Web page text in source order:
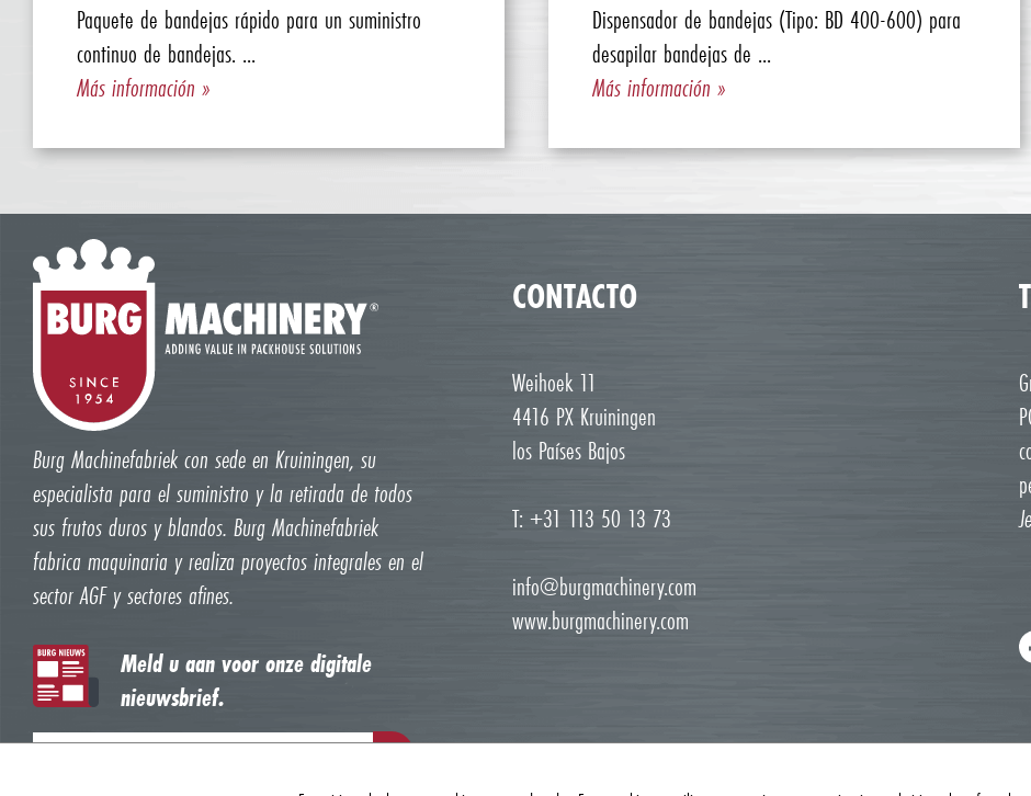
Paquete de bandejas rápido para un suministro
continuo de bandejas. ...
Más información »
Dispensador de bandejas (Tipo: BD 400-600) para
desapilar bandejas de ...
Más información »
Burg Machinefabriek con sede en Kruiningen, su
especialista para el suministro y la retirada de todos
sus frutos duros y blandos. Burg Machinefabriek
fabrica maquinaria y realiza proyectos integrales en el
sector AGF y sectores afines.
Meld u aan voor onze digitale
nieuwsbrief.
CONTACTO
Weihoek 11
4416 PX Kruiningen
los Países Bajos
T: +31 113 50 13 73
info@burgmachinery.com
www.burgmachinery.com